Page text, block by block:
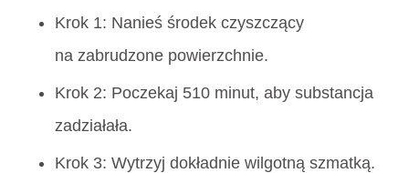
Krok 1: Nanieś środek czyszczący
na zabrudzone powierzchnie.
Krok 2: Poczekaj 510 minut, aby substancja
zadziałała.
Krok 3: Wytrzyj dokładnie wilgotną szmatką.